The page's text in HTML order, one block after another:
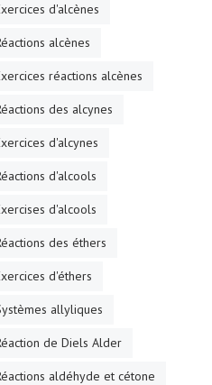
d'alcènes
alcènes
réactions alcènes
des alcynes
d'alcynes
d'alcools
d'alcools
des éthers
d'éthers
allyliques
de Diels Alder
aldéhyde et cétone